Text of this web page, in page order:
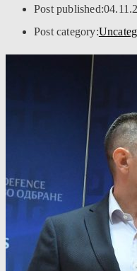
Post published:
Post category: